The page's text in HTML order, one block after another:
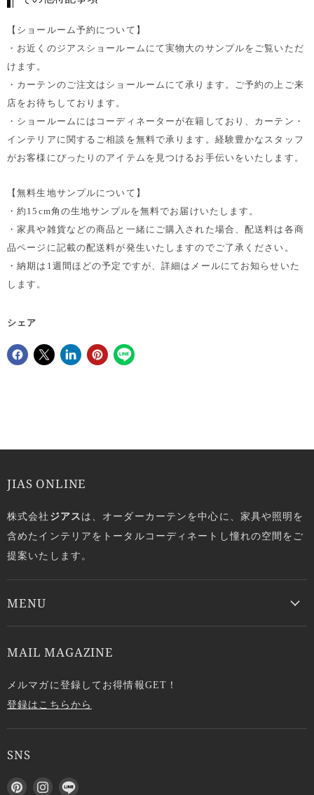
【ショールーム予約について】
・お近くのジアスショールームにて実物大のサンプルをご覧いただ
けます。
・カーテンのご注文はショールームにて承ります。ご予約の上ご来
店をお待ちしております。
・ショールームにはコーディネーターが在籍しており、カーテン・
インテリアに関するご相談を無料で承ります。経験豊かなスタッフ
がお客様にぴったりのアイテムを見つけるお手伝いをいたします。
【無料生地サンプルについて】
・約15cm角の生地サンプルを無料でお届けいたします。
・家具や雑貨などの商品と一緒にご購入された場合、配送料は各商
品ページに記載の配送料が発生いたしますのでご了承ください。
・納期は1週間ほどの予定ですが、詳細はメールにてお知らせいた
します。
シェア
JIAS ONLINE
株式会社 ジアスは、オーダーカーテンを中心に、家具や照明を
含めたインテリアをトータルコーディネートし憧れの空間をご
提案いたします。
MENU
MAIL MAGAZINE
メルマガに登録してお得情報GET！
登録はこちらから
SNS
P
I
L